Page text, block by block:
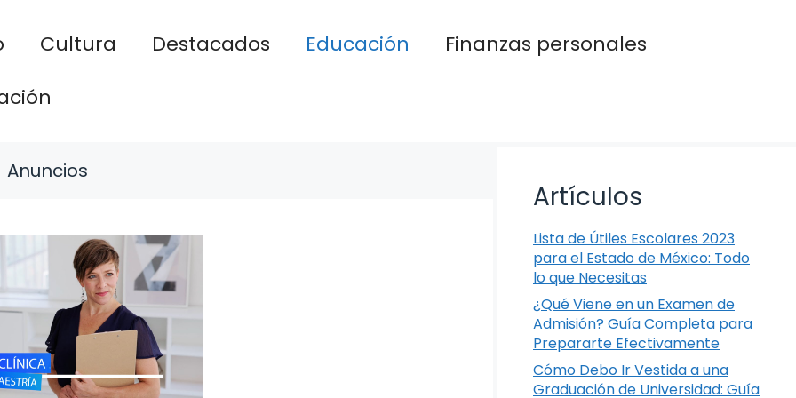
Cultura Destacados Educación
Finanzas personales
Anuncios
Artículos
Lista de Útiles Escolares 2023
para el Estado de México: Todo
lo que Necesitas
¿Qué Viene en un Examen de
Admisión? Guía Completa para
Prepararte Efectivamente
Cómo Debo Ir Vestida a una
Graduación de Universidad: Guía